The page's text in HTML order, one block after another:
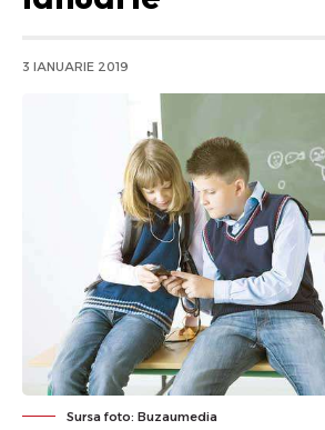
3 IANUARIE 2019
Sursa foto: Buzaumedia